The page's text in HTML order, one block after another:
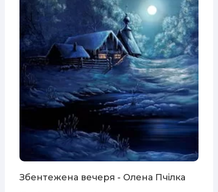
Збентежена вечеря - Олена Пчілка